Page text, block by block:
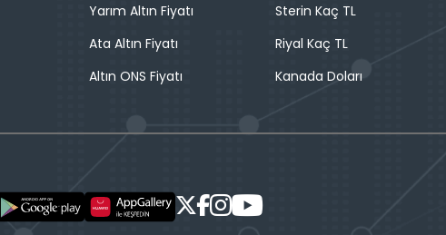
Yarım Altın Fiyatı
Ata Altın Fiyatı
Altın ONS Fiyatı
Sterin Kaç TL
Riyal Kaç TL
Kanada Doları